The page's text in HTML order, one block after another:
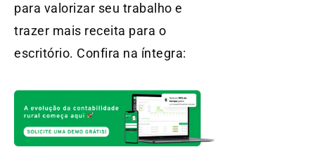
para valorizar seu trabalho e
trazer mais receita para o
escritório. Confira na íntegra: